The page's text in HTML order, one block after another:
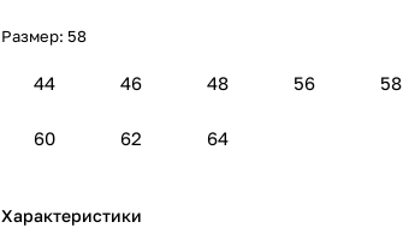
Размер: 58
44 46 48 56 58
60 62 64
Характеристики